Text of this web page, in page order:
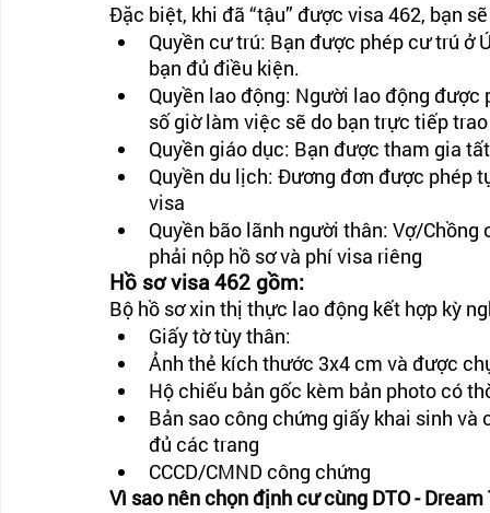
Đặc biệt, khi đã “tậu” được visa 462, bạn
Quyền cư trú: Bạn được phép cư trú ở
bạn đủ điều kiện.
Quyền lao động: Người lao động
số giờ làm việc sẽ do bạn trực tiếp
Quyền giáo dục: Bạn được tham gia
Quyền du lịch: Đương đơn được phép
visa
Quyền bão lãnh người thân: Vợ/
phải nộp hồ sơ và phí visa riêng
Hồ sơ visa 462 gồm:
Bộ hồ sơ xin thị thực lao động kết hợp kỳ
Giấy tờ tùy thân:
Ảnh thẻ kích thước 3x4 cm và được
Hộ chiếu bản gốc kèm bản photo có
Bản sao công chứng giấy khai sinh
đủ các trang
CCCD/CMND công chứng
Vì sao nên chọn định cư cùng DTO -